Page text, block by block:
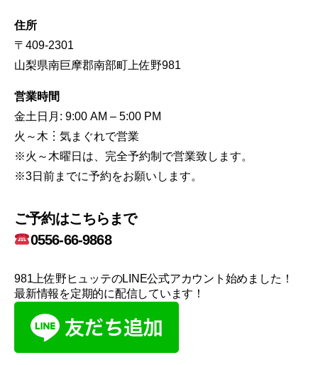
住所
〒409-2301
山梨県南巨摩郡南部町上佐野981
営業時間
金土日月: 9:00 AM – 5:00 PM
火～木︙気まぐれで営業
※火～木曜日は、完全予約制で営業致します。
※3日前までに予約をお願いします。
ご予約はこちらまで
0556-66-9868
981上佐野ヒュッテのLINE公式アカウント始めました！
最新情報を定期的に配信しています！